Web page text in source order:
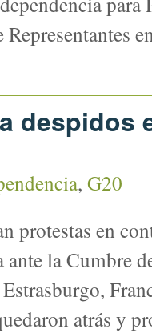
despidos
, G20
protestas en
la Cumbre
atrás y